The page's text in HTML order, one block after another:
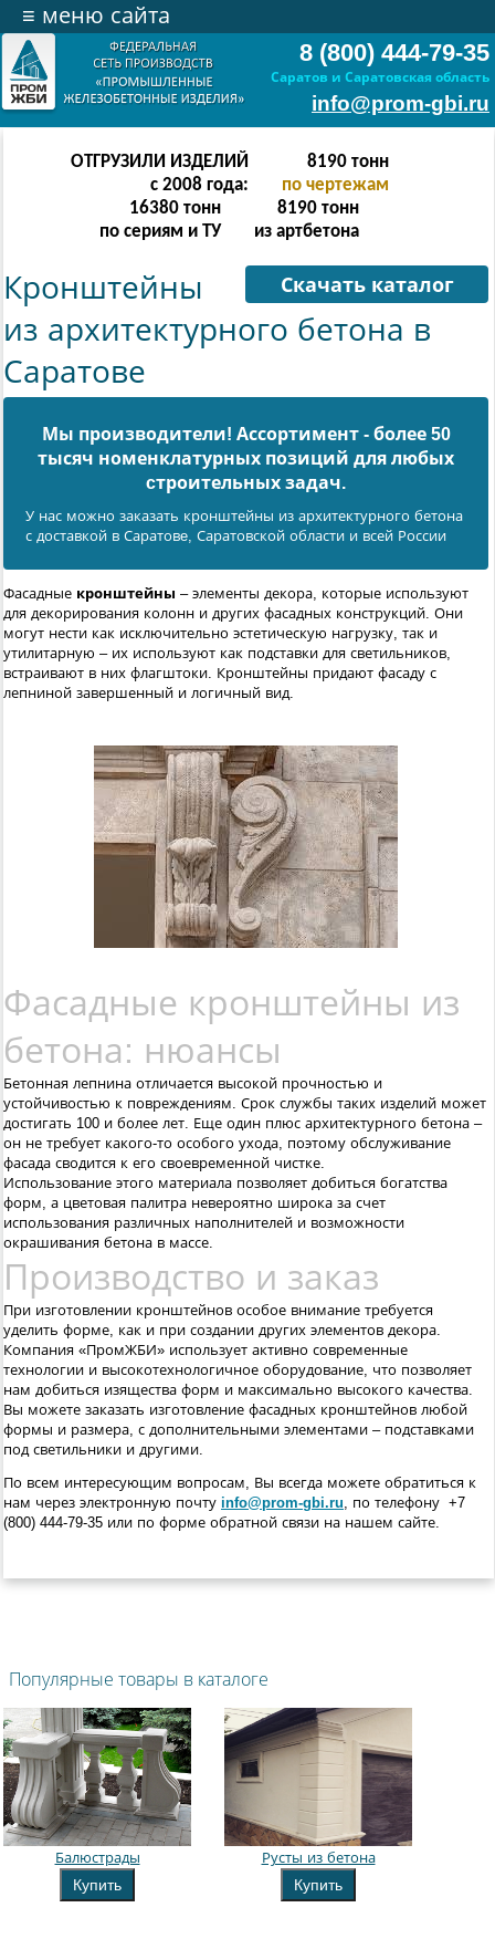
8 (800) 444-79-35
Саратов и Саратовская область
info@prom-gbi.ru
≡ меню сайта
ОТГРУЗИЛИ ИЗДЕЛИЙ
с 2008 года:
16382тонн
по чертежам
32764 тонн
по сериям и ТУ
16382 тонн
из артбетона
Скачать каталог
Кронштейны
из архитектурного бетона в
Саратове
Мы производители! Ассортимент - более 50
тысяч номенклатурных позиций для любых
cтроительных задач.
У нас можно заказать кронштейны из архитектурного бетона
с доставкой в Саратовe, Саратовской области и всей России
Фасадные кронштейны – элементы декора, которые используют
для декорирования колонн и других фасадных конструкций. Они
могут нести как исключительно эстетическую нагрузку, так и
утилитарную – их используют как подставки для светильников,
встраивают в них флагштоки. Кронштейны придают фасаду с
лепниной завершенный и логичный вид.
Фасадные кронштейны из
бетона: нюансы
Бетонная лепнина отличается высокой прочностью и
устойчивостью к повреждениям. Срок службы таких изделий может
достигать 100 и более лет. Еще один плюс архитектурного бетона –
он не требует какого-то особого ухода, поэтому обслуживание
фасада сводится к его своевременной чистке.
Использование этого материала позволяет добиться богатства
форм, а цветовая палитра невероятно широка за счет
использования различных наполнителей и возможности
окрашивания бетона в массе.
Производство и заказ
При изготовлении кронштейнов особое внимание требуется
уделить форме, как и при создании других элементов декора.
Компания «ПромЖБИ» использует активно современные
технологии и высокотехнологичное оборудование, что позволяет
нам добиться изящества форм и максимально высокого качества.
Вы можете заказать изготовление фасадных кронштейнов любой
формы и размера, с дополнительными элементами – подставками
под светильники и другими.
По всем интересующим вопросам, Вы всегда можете обратиться к
нам через электронную почту info@prom-gbi.ru, по телефону +7
(800) 444-79-35 или по форме обратной связи на нашем сайте.
Популярные товары в каталоге
Балюстрады
Купить
Русты из бетона
Купить